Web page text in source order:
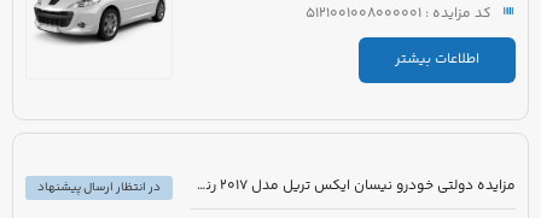
کد مزایده : 5121001008000001
اطلاعات بیشتر
مزایده دولتی خودرو نیسان ایکس تریل مدل 2017 رنگ مشکی
در انتظار ارسال پیشنهاد